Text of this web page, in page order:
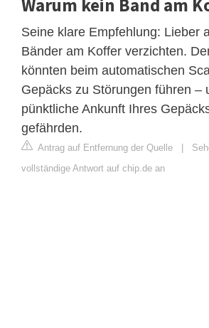
Warum kein Band am
Seine klare Empfehlung: Lieber
Bänder am Koffer verzichten.
könnten beim automatischen
Gepäcks zu Störungen führen –
pünktliche Ankunft Ihres
gefährden.
Antrag auf Entfernung der Quelle |
vollständige Antwort auf chip.de an